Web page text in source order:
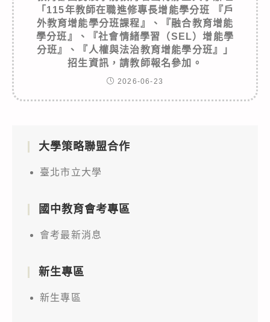
「115年教師在職進修專長增能學分班 『戶
外教育增能學分班課程』、『融合教育增能
學分班』、『社會情緒學習（SEL）增能學
分班』、『人權與法治教育增能學分班』」
招生資訊，請教師報名參加。
2026-06-23
大學策略聯盟合作
臺北市立大學
國中教育會考專區
會考最新消息
新生專區
新生專區